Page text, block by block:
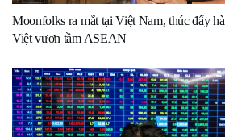
Moonfolks ra mắt tại Việt Nam, thúc đẩy
Việt vươn tầm ASEAN